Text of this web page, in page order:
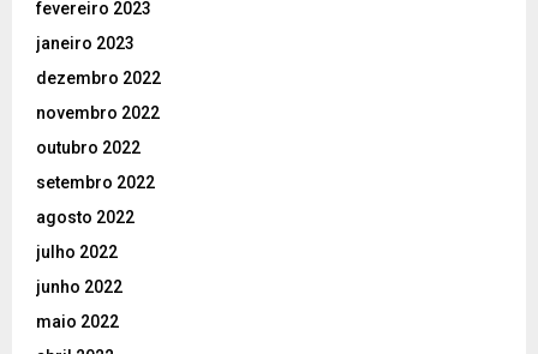
fevereiro 2023
janeiro 2023
dezembro 2022
novembro 2022
outubro 2022
setembro 2022
agosto 2022
julho 2022
junho 2022
maio 2022